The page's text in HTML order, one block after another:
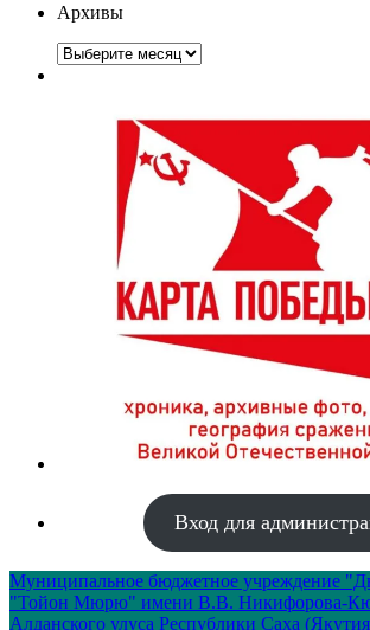
Архивы
Архивы
Вход для
Муниципальное бюджетное учреждение
"Тойон Мюрю" имени В.В. Никифорова-
Алданского улуса Республики Саха